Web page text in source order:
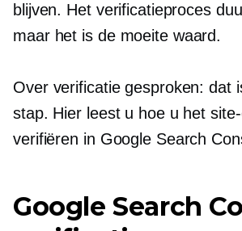
blijven. Het verificatieproces
maar het is de moeite waard.
Over verificatie gesproken: dat
stap. Hier leest u hoe u het
verifiëren in Google Search
Google Search